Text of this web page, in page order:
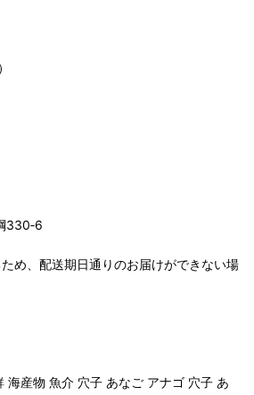
綱330‐6
め、配送期日通りのお届けができない場
海産物 魚介 穴子 あなご アナゴ 穴子 あ